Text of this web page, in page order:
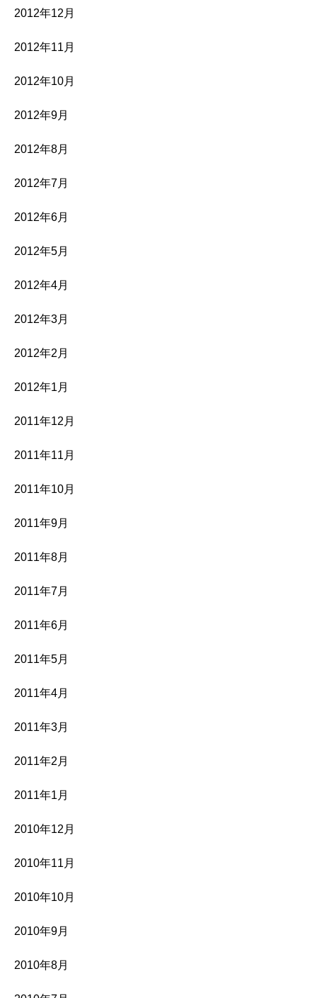
2012年12月
2012年11月
2012年10月
2012年9月
2012年8月
2012年7月
2012年6月
2012年5月
2012年4月
2012年3月
2012年2月
2012年1月
2011年12月
2011年11月
2011年10月
2011年9月
2011年8月
2011年7月
2011年6月
2011年5月
2011年4月
2011年3月
2011年2月
2011年1月
2010年12月
2010年11月
2010年10月
2010年9月
2010年8月